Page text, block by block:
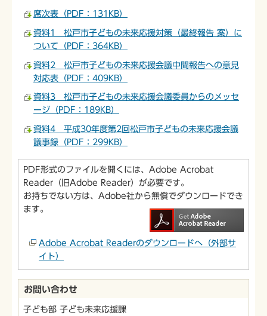
席次表（PDF：131KB）
資料1 松戸市子どもの未来応援対策（最終報告 案）に
ついて（PDF：364KB）
資料2 松戸市子どもの未来応援会議中間報告への意見
対応表（PDF：409KB）
資料3 松戸市子どもの未来応援会議委員からのメッセ
ージ（PDF：189KB）
資料4 平成30年度第2回松戸市子どもの未来応援会議
議事録（PDF：299KB）
PDF形式のファイルを開くには、Adobe Acrobat
Reader（旧Adobe Reader）が必要です。
お持ちでない方は、Adobe社から無償でダウンロードでき
ます。
Adobe Acrobat Readerのダウンロードへ（外部サ
イト）
お問い合わせ
子ども部 子ども未来応援課